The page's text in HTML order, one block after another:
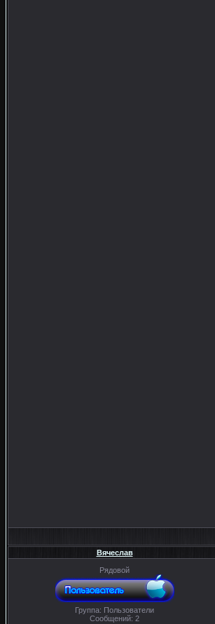
Вячеслав
Рядовой
Группа: Пользователи
Сообщений: 2